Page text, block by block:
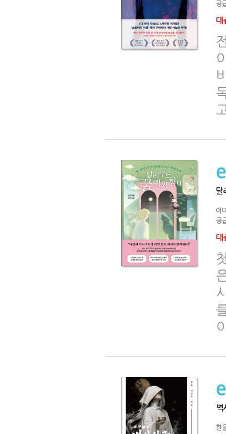
공
대
달
이
공
대
벽
한